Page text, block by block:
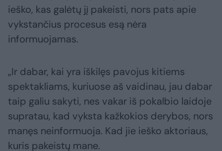
ieško, kas galėtų jį pakeisti, nors pats apie
vykstančius procesus esą nėra
informuojamas.
„Ir dabar, kai yra iškilęs pavojus kitiems
spektakliams, kuriuose aš vaidinau, jau dabar
taip galiu sakyti, nes vakar iš pokalbio laidoje
supratau, kad vyksta kažkokios derybos, nors
manęs neinformuoja. Kad jie ieško aktoriaus,
kuris pakeistų mane.